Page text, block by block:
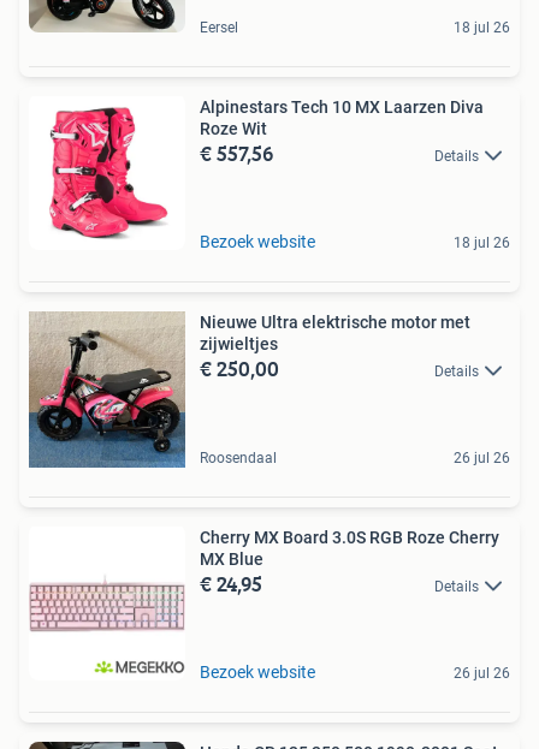
Eersel 18 jul 26
Alpinestars Tech 10 MX Laarzen Diva
Roze Wit
€ 557,56 Details
Bezoek website 18 jul 26
Nieuwe Ultra elektrische motor met
zijwieltjes
€ 250,00 Details
Roosendaal 26 jul 26
Cherry MX Board 3.0S RGB Roze Cherry
MX Blue
€ 24,95 Details
Bezoek website 26 jul 26